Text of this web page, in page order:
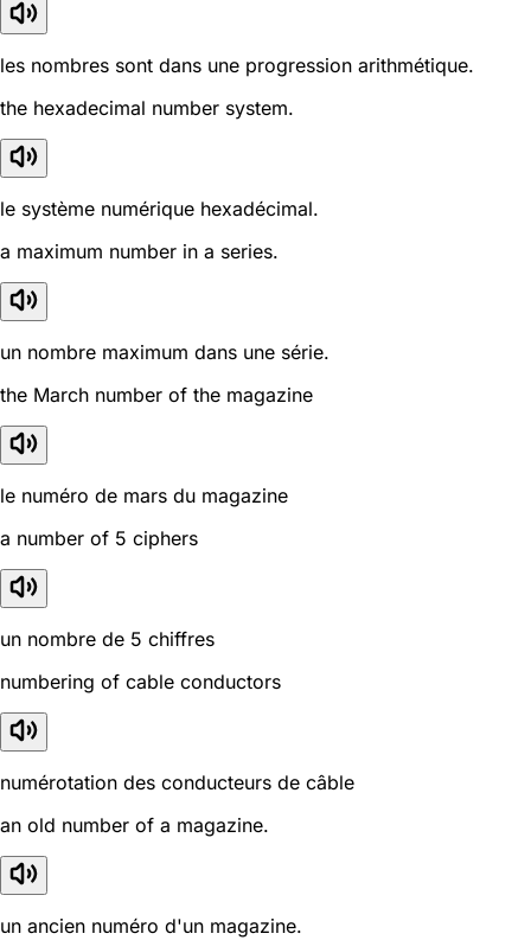
les nombres sont dans une progression arithmétique.
the hexadecimal number system.
le système numérique hexadécimal.
a maximum number in a series.
un nombre maximum dans une série.
the March number of the magazine
le numéro de mars du magazine
a number of 5 ciphers
un nombre de 5 chiffres
numbering of cable conductors
numérotation des conducteurs de câble
an old number of a magazine.
un ancien numéro d'un magazine.